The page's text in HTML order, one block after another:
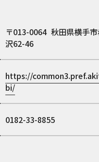
013-0064 秋田県横手
沢62-46
https://
bi/
0182-33-8855